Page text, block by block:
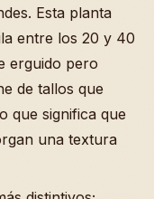
Esta planta
entre los 20 y 40
erguido pero
de tallos que
que significa que
una textura